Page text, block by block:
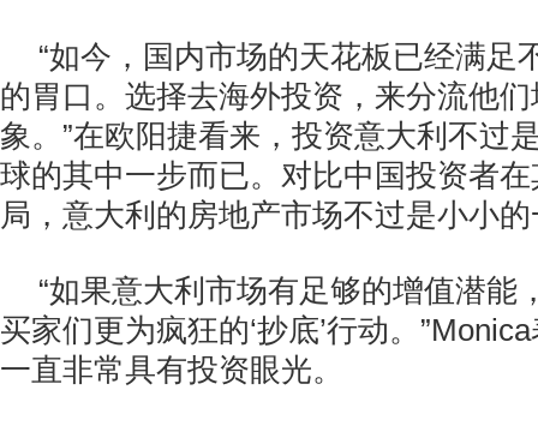
“如今，国内市场的天花板已经满足
的胃口。选择去海外投资，来分流他
象。”在欧阳捷看来，投资意大利不过
球的其中一步而已。对比中国投资者
局，意大利的房地产市场不过是小小
“如果意大利市场有足够的增值潜能
买家们更为疯狂的‘抄底’行动。
一直非常具有投资眼光。